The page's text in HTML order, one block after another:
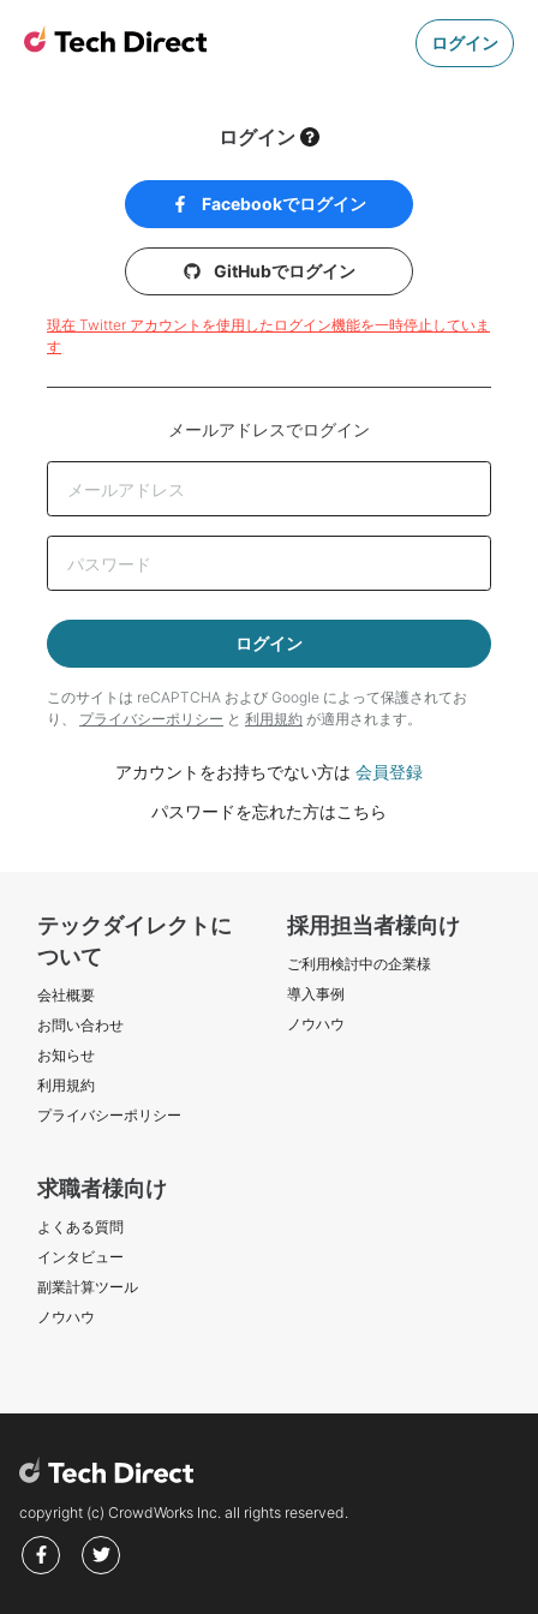
ログイン
ログイン
Facebookでログイン
GitHubでログイン
現在 Twitter アカウントを使用したログイン機能を一時停止していま
す
メールアドレスでログイン
ログイン
このサイトは reCAPTCHA および Google によって保護されてお
り、 プライバシーポリシー と 利用規約 が適用されます。
アカウントをお持ちでない方は 会員登録
パスワードを忘れた方はこちら
テックダイレクトに
ついて
会社概要
お問い合わせ
お知らせ
利用規約
プライバシーポリシー
採用担当者様向け
ご利用検討中の企業様
導入事例
ノウハウ
求職者様向け
よくある質問
インタビュー
副業計算ツール
ノウハウ
copyright (c) CrowdWorks Inc. all rights reserved.